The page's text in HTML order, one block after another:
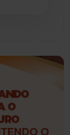
(167)
(221)